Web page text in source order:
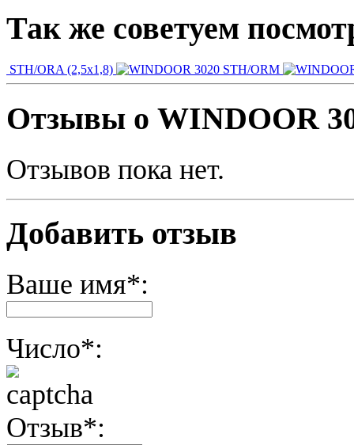
Так же советуем
STH/ORA (2,5х1,8) STH/ORM
Отзывы о WINDOOR
Отзывов пока нет.
Добавить отзыв
Ваше имя*:
Число*:
Отзыв*: